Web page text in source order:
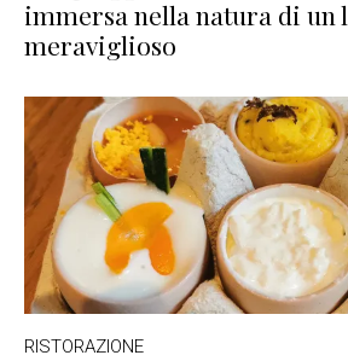
immersa nella natura di un
meraviglioso
RISTORAZIONE